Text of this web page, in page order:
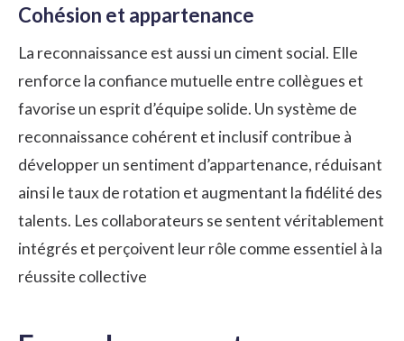
Cohésion et appartenance
La reconnaissance est aussi un ciment social. Elle
renforce la confiance mutuelle entre collègues et
favorise un esprit d’équipe solide. Un système de
reconnaissance cohérent et inclusif contribue à
développer un sentiment d’appartenance, réduisant
ainsi le taux de rotation et augmentant la fidélité des
talents. Les collaborateurs se sentent véritablement
intégrés et perçoivent leur rôle comme essentiel à la
réussite collective